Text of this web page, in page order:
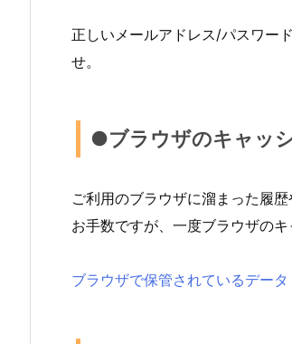
正しいメールアドレス/パスワー
せ。
●ブラウザのキャッ
ご利用のブラウザに溜まった履
お手数ですが、一度ブラウザの
ブラウザで保管されているデー